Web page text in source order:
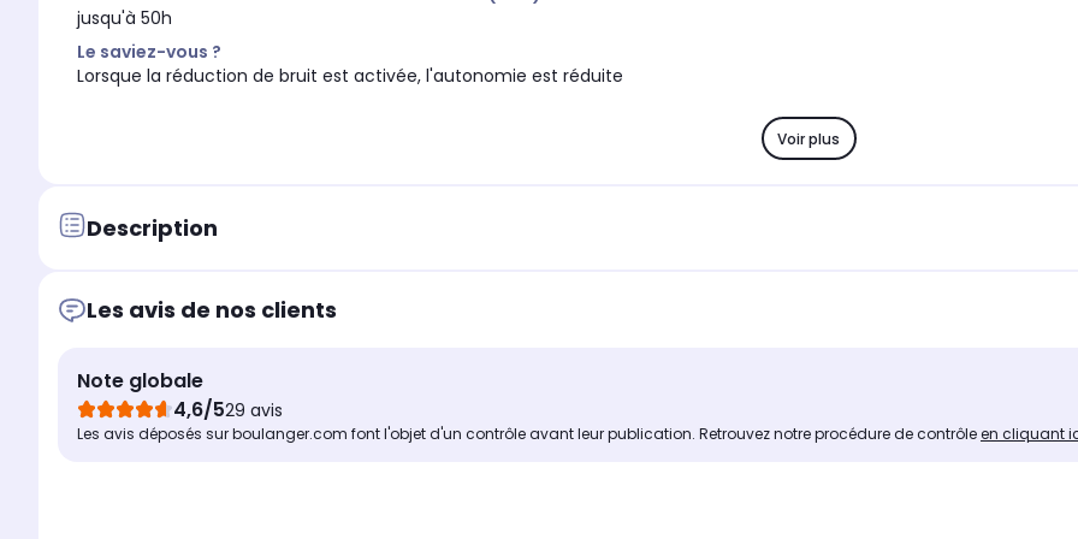
jusqu'à 50h
Le saviez-vous ?
Lorsque la réduction de bruit est activée, l'autonomie est réduite
Voir plus
Description
Les avis de nos clients
Note globale
4,6/529 avis
Les avis déposés sur boulanger.com font l'objet d'un contrôle avant leur publication. Retrouvez notre procédure de contrôleen cliquant